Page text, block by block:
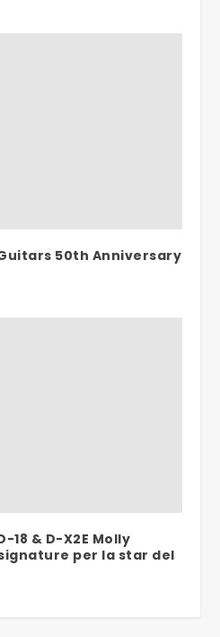
50th Anniversary
18 & D-X2E Molly
per la star del